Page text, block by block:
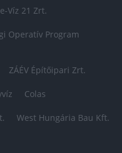
Víz 21 Zrt.
Operatív Program
ZÁÉV Építőipari Zrt.
Colas
West Hungária Bau Kft.